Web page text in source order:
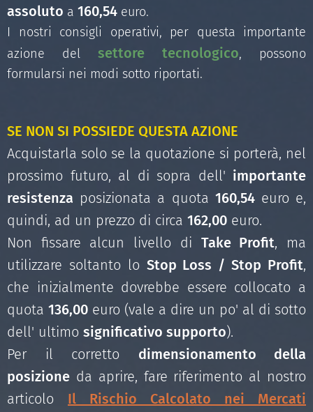
assoluto a 160,54 euro.
I nostri consigli operativi, per questa importante
azione del settore tecnologico, possono
formularsi nei modi sotto riportati.
SE NON SI POSSIEDE QUESTA AZIONE
Acquistarla solo se la quotazione si porterà, nel
prossimo futuro, al di sopra dell' importante
resistenza posizionata a quota 160,54euro e,
quindi, ad un prezzo di circa 162,00 euro.
Non fissare alcun livello di Take Profit, ma
utilizzare soltanto lo Stop Loss / Stop Profit,
che inizialmente dovrebbe essere collocato a
quota 136,00 euro (vale a dire un po' al di sotto
dell' ultimo significativo supporto).
Per il corretto dimensionamento della
posizione da aprire, fare riferimento al nostro
articolo Il Rischio Calcolato nei Mercati